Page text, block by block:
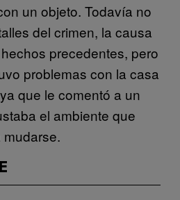
un objeto. Todavía no
del crimen, la causa
precedentes, pero
problemas con la casa
que le comentó a un
el ambiente que